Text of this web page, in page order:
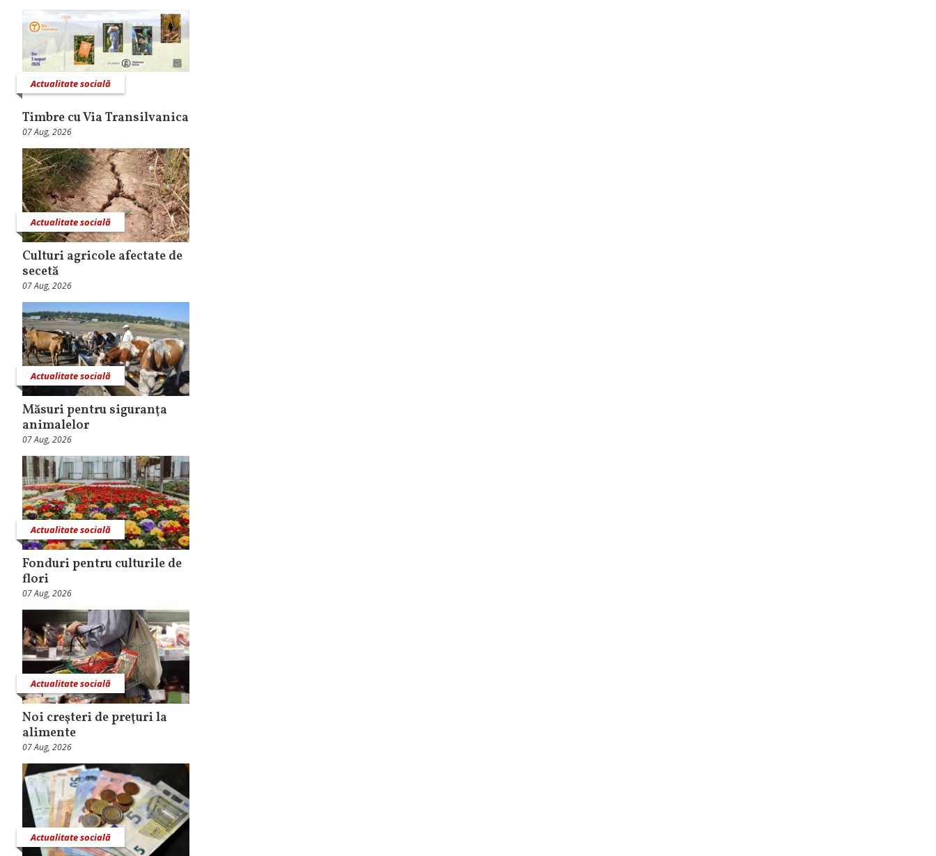
Actualitate socială
Timbre cu Via Transilvanica
07 Aug, 2026
Actualitate socială
Culturi agricole afectate de
secetă
07 Aug, 2026
Actualitate socială
Măsuri pentru siguranţa
animalelor
07 Aug, 2026
Actualitate socială
Fonduri pentru culturile de
flori
07 Aug, 2026
Actualitate socială
Noi creşteri de preţuri la
alimente
07 Aug, 2026
Actualitate socială